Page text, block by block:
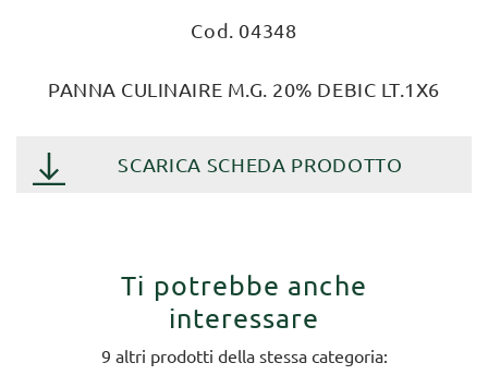
Cod. 04348
PANNA CULINAIRE M.G. 20% DEBIC LT.1X6
SCARICA SCHEDA PRODOTTO
Ti potrebbe anche
interessare
9 altri prodotti della stessa categoria: